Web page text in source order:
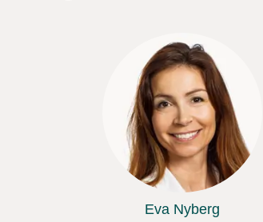
Eva Nyberg